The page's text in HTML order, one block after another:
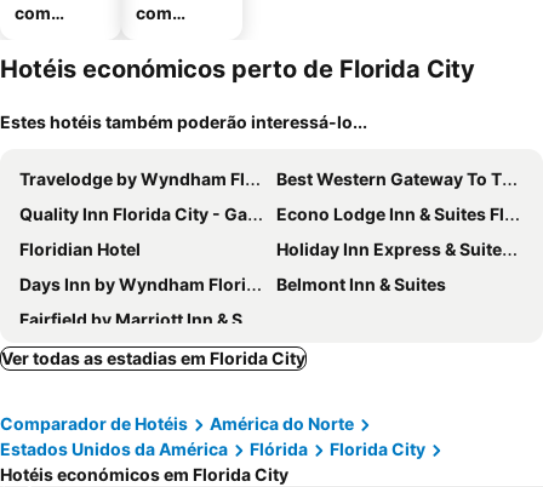
com
com
mento
Hotéis económicos perto de Florida City
Estes hotéis também poderão interessá-lo...
Travelodge by Wyndham Florida City/Homestead/Everglades
Best Western Gateway To The Keys
Quality Inn Florida City - Gateway to the Keys
Econo Lodge Inn & Suites Florida City
Floridian Hotel
Holiday Inn Express & Suites Florida City-gateway To Keys By Ihg
Days Inn by Wyndham Florida City
Belmont Inn & Suites
Fairfield by Marriott Inn & Suites Homestead Florida City
Ver todas as estadias em Florida City
Comparador de Hotéis
América do Norte
Estados Unidos da América
Flórida
Florida City
Hotéis económicos em Florida City